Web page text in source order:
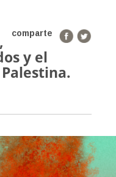
comparte
y el